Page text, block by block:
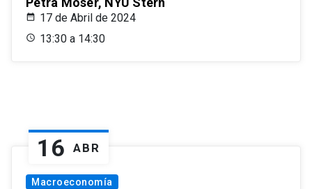
17 de Abril de 2024
13:30 a 14:30
16 ABR
Macroeconomía